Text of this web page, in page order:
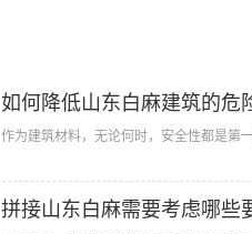
如何降低山东白麻建筑的危
作为建筑材料，无论何时，安全性都是第
拼接山东白麻需要考虑哪些